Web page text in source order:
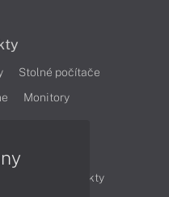
Stolné počítače
Monitory
Produkty